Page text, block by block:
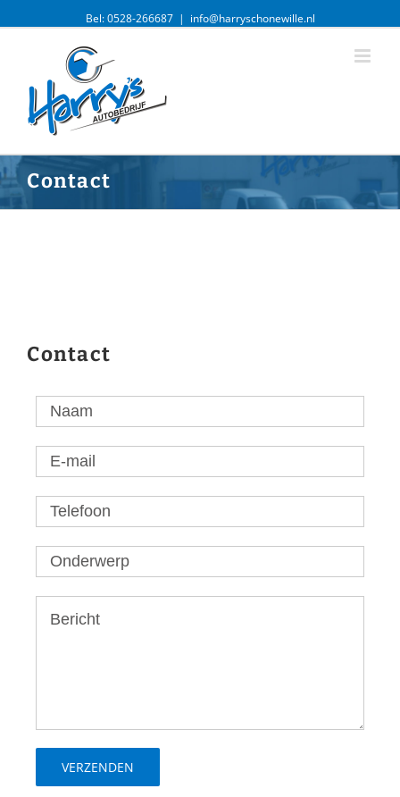
Bel: 0528-266687 | info@harryschonewille.nl
Contact
Contact